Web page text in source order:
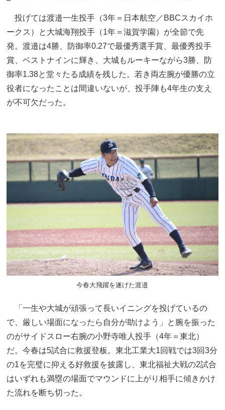
投げては渡邉一生投手（3年＝日本航空／BBCスカイホ
ークス）と大城海翔投手（1年＝滋賀学園）が全節で先
発。渡邉は4勝、防御率0.27で最優秀選手賞、最優秀投手
賞、ベストナインに輝き、大城もルーキーながら3勝、防
御率1.38と堂々たる成績を残した。若き両左腕が優勝の立
役者になったことは間違いないが、投手陣も4年生の支え
が不可欠だった。
今春大飛躍を遂げた渡邉
「一生や大城が頑張って長いイニングを投げているの
で、厳しい場面になったら自分が助けよう」と腕を振った
のがサイドスロー右腕の小野寺唯人投手（4年＝東北）
だ。今春は5試合に救援登板。東北工業大1回戦では3回3分
の1を完璧に抑える好救援を披露し、東北福祉大戦の2試合
はいずれも満塁の場面でマウンドに上がり相手に傾きかけ
た流れを断ち切った。